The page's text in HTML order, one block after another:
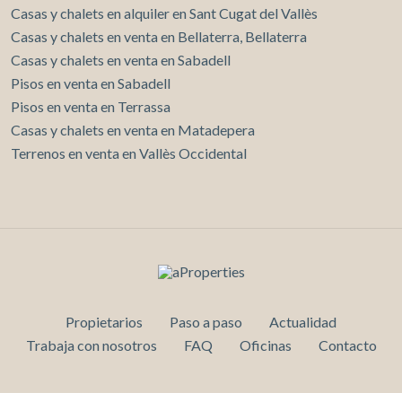
Casas y chalets en alquiler en Sant Cugat del Vallès
Casas y chalets en venta en Bellaterra, Bellaterra
Casas y chalets en venta en Sabadell
Pisos en venta en Sabadell
Pisos en venta en Terrassa
Casas y chalets en venta en Matadepera
Terrenos en venta en Vallès Occidental
Propietarios Paso a paso
Actualidad
Trabaja con nosotros
FAQ Oficinas Contacto